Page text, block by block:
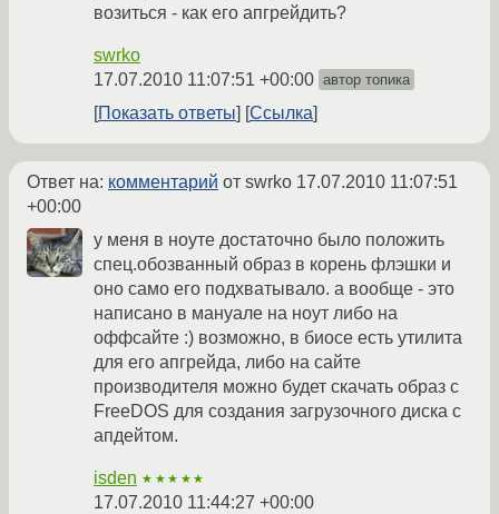
возиться - как его апгрейдить?
swrko
17.07.2010 11:07:51 +00:00 автор топика
Показать ответы Ссылка
Ответ на: комментарий от swrko 17.07.2010 11:07:51
+00:00
у меня в ноуте достаточно было положить
спец.обозванный образ в корень флэшки и
оно само его подхватывало. а вообще - это
написано в мануале на ноут либо на
оффсайте :) возможно, в биосе есть утилита
для его апгрейда, либо на сайте
производителя можно будет скачать образ с
FreeDOS для создания загрузочного диска с
апдейтом.
isden ★★★★★
17.07.2010 11:44:27 +00:00